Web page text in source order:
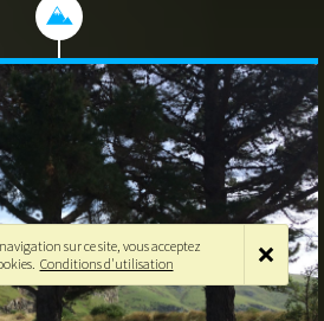
sur ce site, vous acceptez
Conditions d'utilisation